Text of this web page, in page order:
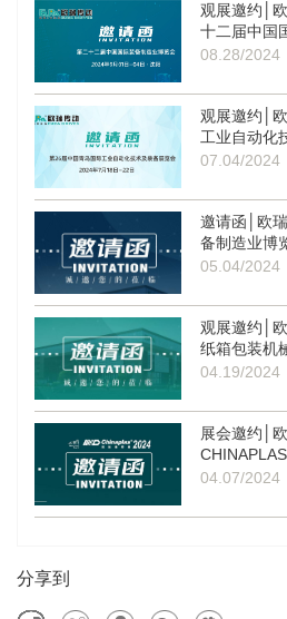
观展邀约│
十二届中国
08.28/2024
观展邀约│
工业自动化
07.04/2024
邀请函│欧
备制造业博
05.04/2024
观展邀约│
纸箱包装机
04.19/2024
展会邀约│
04.07/2024
分享到